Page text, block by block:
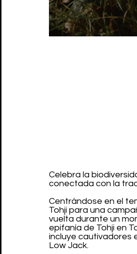
Celebra la
conectada con la
Centrándose en el
Tohji para una
vuelta durante un
epifanía de Tohji en
incluye cautivadores
Low Jack.